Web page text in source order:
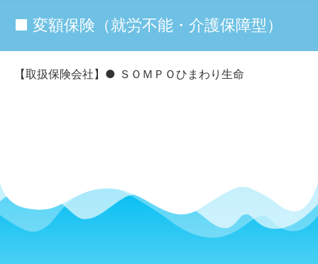
■ 変額保険（就労不能・介護保障型）
【取扱保険会社】● ＳＯＭＰＯひまわり生命